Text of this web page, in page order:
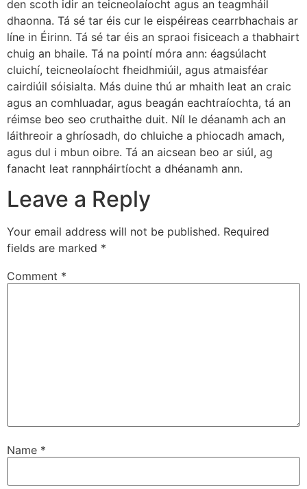
den scoth idir an teicneolaíocht agus an teagmháil
dhaonna. Tá sé tar éis cur le eispéireas cearrbhachais ar
líne in Éirinn. Tá sé tar éis an spraoi fisiceach a thabhairt
chuig an bhaile. Tá na pointí móra ann: éagsúlacht
cluichí, teicneolaíocht fheidhmiúil, agus atmaisféar
cairdiúil sóisialta. Más duine thú ar mhaith leat an craic
agus an comhluadar, agus beagán eachtraíochta, tá an
réimse beo seo cruthaithe duit. Níl le déanamh ach an
láithreoir a ghríosadh, do chluiche a phiocadh amach,
agus dul i mbun oibre. Tá an aicsean beo ar siúl, ag
fanacht leat rannpháirtíocht a dhéanamh ann.
Leave a Reply
Your email address will not be published. Required
fields are marked *
Comment *
Name *